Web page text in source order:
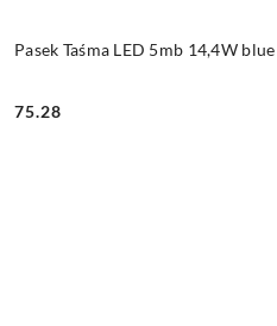
Pasek Taśma LED 5mb 14,4W
Cena:
75.28